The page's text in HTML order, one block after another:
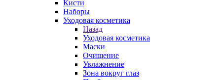
Кисти
Наборы
Уходовая косметика
Назад
Уходовая косметика
Маски
Очищение
Увлажнение
Зона вокруг глаз